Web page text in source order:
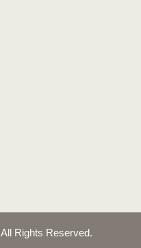
All Rights Reserved.